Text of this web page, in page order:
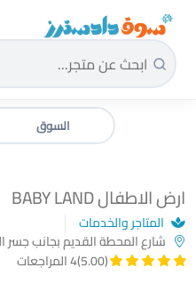
سوق دادسترز الرئيسية
السوق
ارض الاطفال BABY LAND
المتاجر والخدمات
شارع المحطة القديم بجانب جسر
(5.00)
4 المراجعات